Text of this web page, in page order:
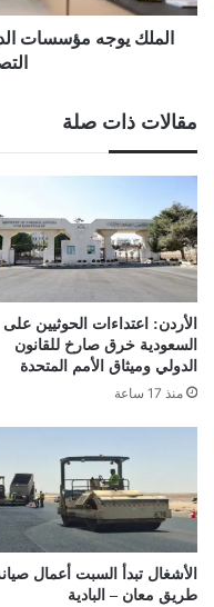
التصعيد
بالمنطقةالملك يوجه مؤسسات
مقالات ذات صلة
الأردن: اعتداءات الحوثيين على
السعودية خرق صارخ للقانون
الدولي وميثاق الأمم المتحدة
منذ 17 ساعة
الأشغال تبدأ السبت أعمال
طريق معان – البادية